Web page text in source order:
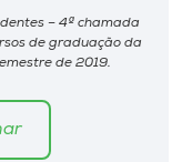
– 4ª chamada
de graduação da
de 2019.